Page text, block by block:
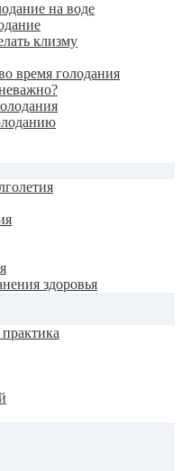
на воде
клизму
время голодания
здоровья